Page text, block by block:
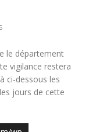
le département
vigilance restera
ci-dessous les
jours de cette